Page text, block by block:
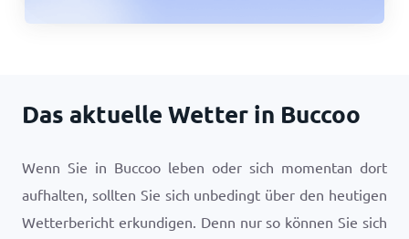
Das aktuelle Wetter in Buccoo
Wenn Sie in Buccoo leben oder sich momentan dort
aufhalten, sollten Sie sich unbedingt über den heutigen
Wetterbericht erkundigen. Denn nur so können Sie sich